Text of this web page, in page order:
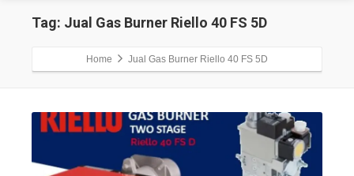
Tag: Jual Gas Burner Riello 40 FS 5D
Home Jual Gas Burner Riello 40 FS 5D